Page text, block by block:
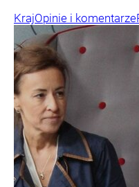
KrajOpinie i komentarze